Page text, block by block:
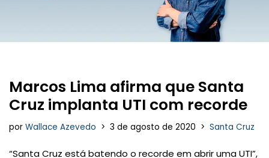
Marcos Lima afirma que Santa
Cruz implanta UTI com recorde
por Wallace Azevedo 3 de agosto de 2020 Santa Cruz
“Santa Cruz está batendo o recorde em abrir uma UTI”,